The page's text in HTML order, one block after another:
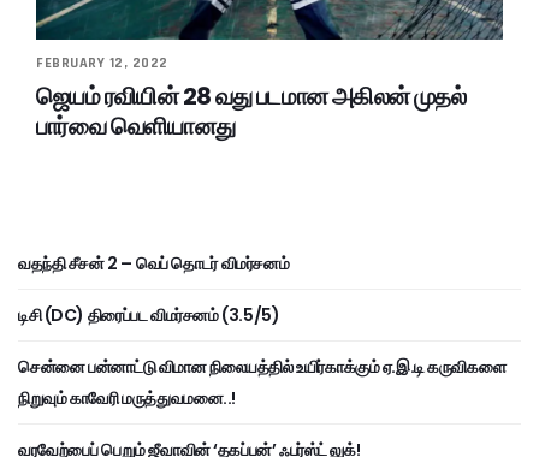
FEBRUARY 12, 2022
ஜெயம் ரவியின் 28 வது படமான அகிலன் முதல்
பார்வை வெளியானது
வதந்தி சீசன் 2 – வெப் தொடர் விமர்சனம்
டிசி (DC) திரைப்பட விமர்சனம் (3.5/5)
சென்னை பன்னாட்டு விமான நிலையத்தில் உயிர்காக்கும் ஏ.இ.டி கருவிகளை
நிறுவும் காவேரி மருத்துவமனை..!
வரவேற்பைப் பெறும் ஜீவாவின் ‘தகப்பன்’ ஃபர்ஸ்ட் லுக்!